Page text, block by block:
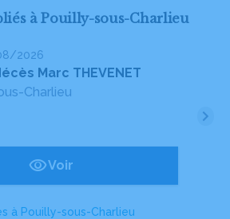
à Pouilly-sous-Charlieu
2026
Marc THEVENET
Charlieu
Voir
à Pouilly-sous-Charlieu